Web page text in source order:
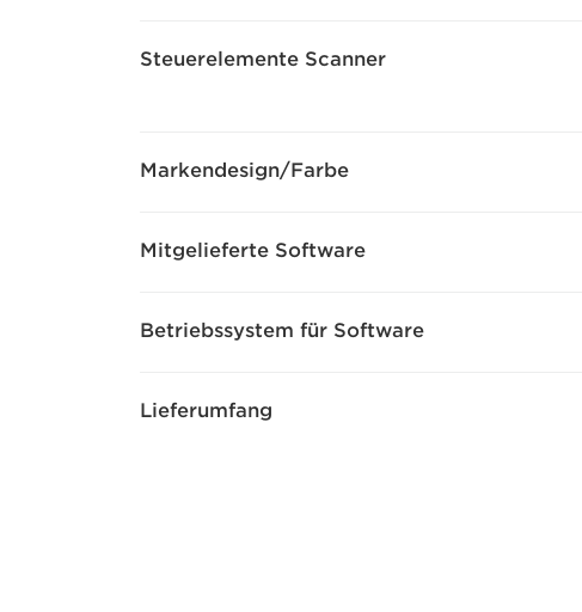
Steuerelemente Scanner
Markendesign/Farbe
Mitgelieferte Software
Betriebssystem für Software
Lieferumfang